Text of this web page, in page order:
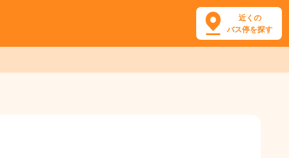
近くの
バス停を探す